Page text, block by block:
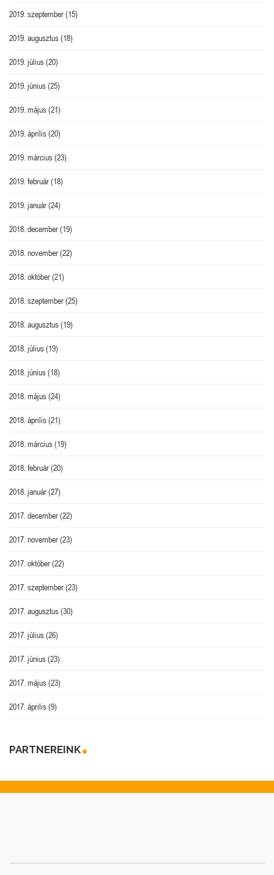
2019. szeptember(15)
2019. augusztus(18)
2019. július(20)
2019. június(25)
2019. május(21)
2019. április(20)
2019. március(23)
2019. február(18)
2019. január(24)
2018. december(19)
2018. november(22)
2018. október(21)
2018. szeptember(25)
2018. augusztus(19)
2018. július(19)
2018. június(18)
2018. május(24)
2018. április(21)
2018. március(19)
2018. február(20)
2018. január(27)
2017. december(22)
2017. november(23)
2017. október(22)
2017. szeptember(23)
2017. augusztus(30)
2017. július(26)
2017. június(23)
2017. május(23)
2017. április(9)
PARTNEREINK